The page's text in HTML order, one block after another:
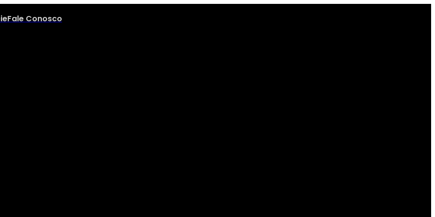
Fale Conosco